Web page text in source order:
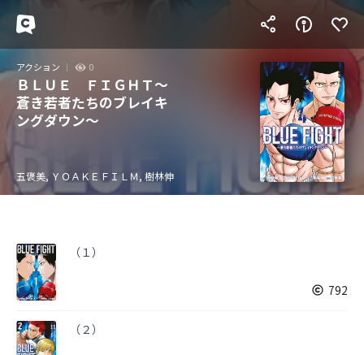
アクション 0
ＢＬＵＥ ＦＩＧＨＴ～
蒼き若者たちのブレイキ
ングダウン～
五褒美, ＹＯＡＫＥＦＩＬＭ, 樹林伸
（１）
792
（２）